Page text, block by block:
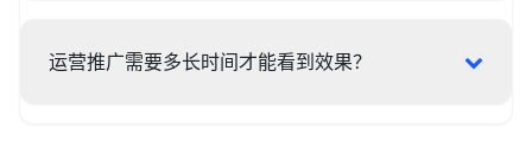
运营推广需要多长时间才能看到效果？